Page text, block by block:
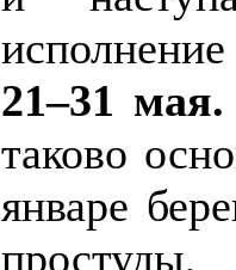
21–31 мая.
таково
январе
простуды,